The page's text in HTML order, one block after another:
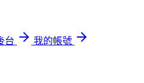
台
我的帳號